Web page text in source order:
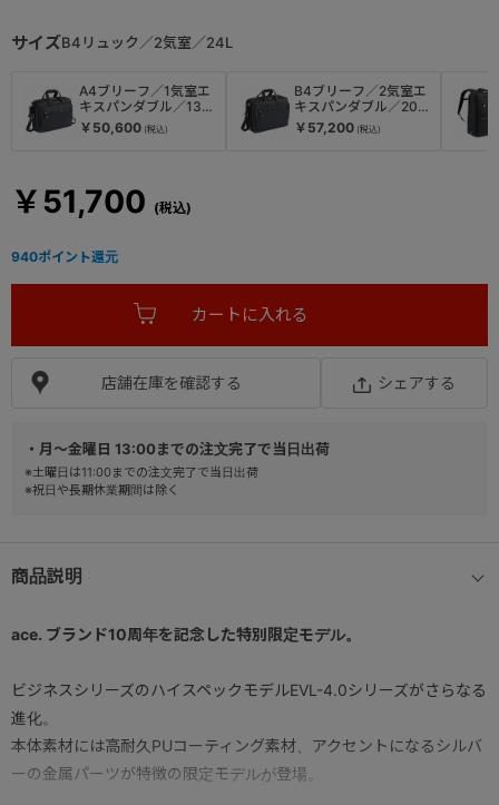
・月～金曜日 13:00までの注文完了で当日出荷
※土曜日は11:00までの注文完了で当日出荷
※祝日や長期休業期間は除く
￥51,700
商品説明
ace. ブランド10周年を記念した特別限定モデル。
ビジネスシリーズのハイスペックモデルEVL-4.0シリーズがさらなる
進化。
本体素材には高耐久PUコーティング素材、アクセントになるシルバ
ーの金属パーツが特徴の限定モデルが登場。
サイズB4リュック／2気室／24L
A4ブリーフ／1気室エ
キスパンダブル／13-
17L
￥50,600
B4ブリーフ／2気室エ
キスパンダブル／20-
25L
￥57,200
店舗在庫を確認する シェアする
940ポイント還元